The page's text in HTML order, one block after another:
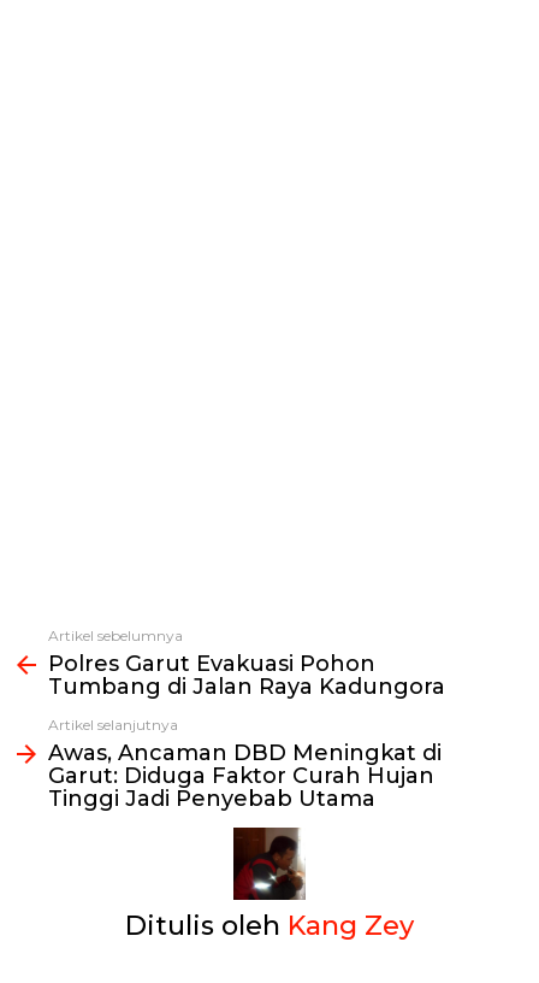
Lihat
selengkapnya
Artikel sebelumnya
Polres Garut Evakuasi Pohon
Tumbang di Jalan Raya Kadungora
Artikel selanjutnya
Awas, Ancaman DBD Meningkat di
Garut: Diduga Faktor Curah Hujan
Tinggi Jadi Penyebab Utama
Ditulis oleh Kang Zey